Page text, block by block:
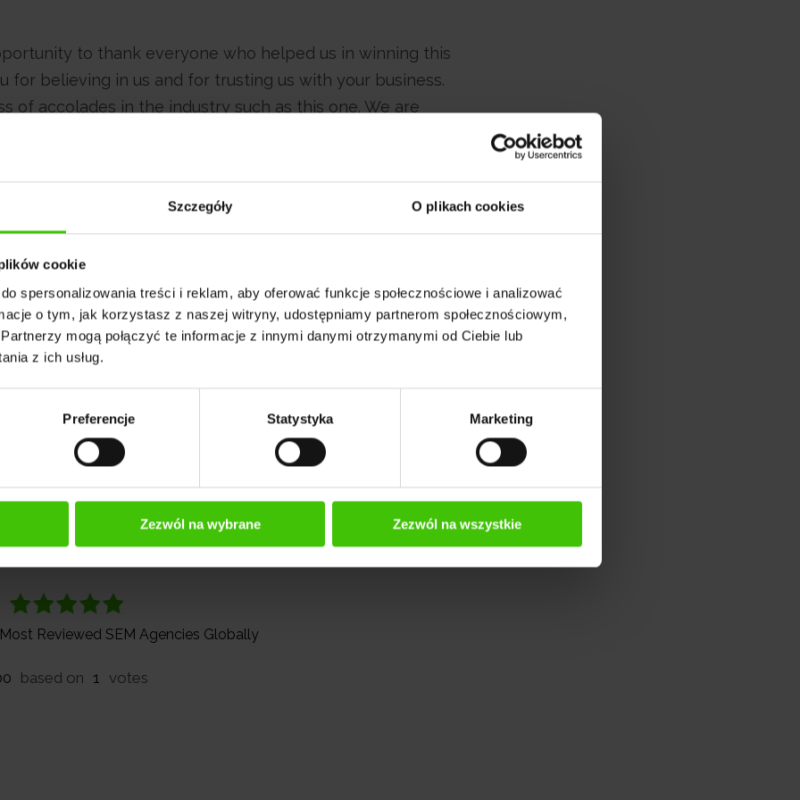
Szczegóły O plikach cookies
cookie
spersonalizowania treści i reklam, aby oferować funkcje społecznościowe i analizować
o tym, jak korzystasz z naszej witryny, udostępniamy partnerom społecznościowym,
mogą połączyć te informacje z innymi danymi otrzymanymi od Ciebie lub
z ich usług.
Preferencje Statystyka Marketing
Zezwól na wybrane Zezwól na wszystkie
to thank everyone who helped us in winning this
for believing in us and for trusting us with your business.
of accolades in the industry such as this one. We are
to see more projects with all of you in the future.
on the visibility of your store or website and receive an
Nowak
się w prowadzeniu komunikacji w mediach społecznościowych,
treści oraz kontaktach z mediami branżowymi. W pracy łączy
dziennikarskie i copywriterskie, tworząc komunikację
zarówno do użytkowników, jak i wymagań algorytmów.
Reviewed SEM Agencies Globally
based on 1 votes